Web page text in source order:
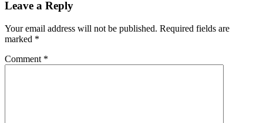
Leave a Reply
Your email address will not be published. Required fields are
marked *
Comment *